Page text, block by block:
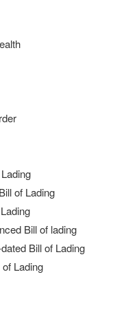
of Lading
Bill of lading
Bill of Lading
Lading